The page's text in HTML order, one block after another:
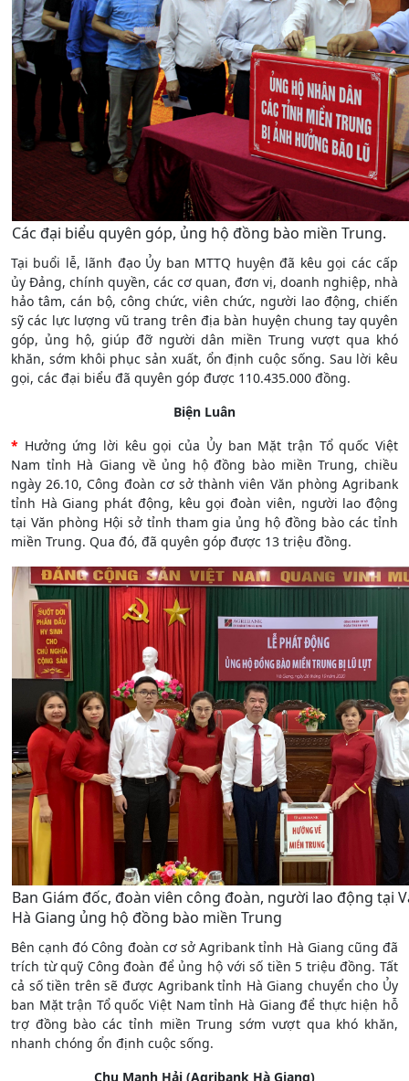
Các đại biểu quyên góp, ủng hộ đồng bào miền Trung.
Tại buổi lễ, lãnh đạo Ủy ban MTTQ huyện đã kêu gọi các cấp
ủy Đảng, chính quyền, các cơ quan, đơn vị, doanh nghiệp, nhà
hảo tâm, cán bộ, công chức, viên chức, người lao động, chiến
sỹ các lực lượng vũ trang trên địa bàn huyện chung tay quyên
góp, ủng hộ, giúp đỡ người dân miền Trung vượt qua khó
khăn, sớm khôi phục sản xuất, ổn định cuộc sống. Sau lời kêu
gọi, các đại biểu đã quyên góp được 110.435.000 đồng.
Biện Luân
* Hưởng ứng lời kêu gọi của Ủy ban Mặt trận Tổ quốc Việt
Nam tỉnh Hà Giang về ủng hộ đồng bào miền Trung, chiều
ngày 26.10, Công đoàn cơ sở thành viên Văn phòng Agribank
tỉnh Hà Giang phát động, kêu gọi đoàn viên, người lao động
tại Văn phòng Hội sở tỉnh tham gia ủng hộ đồng bào các tỉnh
miền Trung. Qua đó, đã quyên góp được 13 triệu đồng.
Ban Giám đốc, đoàn viên công đoàn, người lao động tại
Hà Giang ủng hộ đồng bào miền Trung
Bên cạnh đó Công đoàn cơ sở Agribank tỉnh Hà Giang cũng đã
trích từ quỹ Công đoàn để ủng hộ với số tiền 5 triệu đồng. Tất
cả số tiền trên sẽ được Agribank tỉnh Hà Giang chuyển cho Ủy
ban Mặt trận Tổ quốc Việt Nam tỉnh Hà Giang để thực hiện hỗ
trợ đồng bào các tỉnh miền Trung sớm vượt qua khó khăn,
nhanh chóng ổn định cuộc sống.
Chu Mạnh Hải (Agribank Hà Giang)